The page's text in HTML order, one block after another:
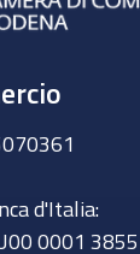
d'Italia:
0001 3855